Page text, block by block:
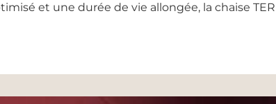
et une durée de vie allongée, la chaise